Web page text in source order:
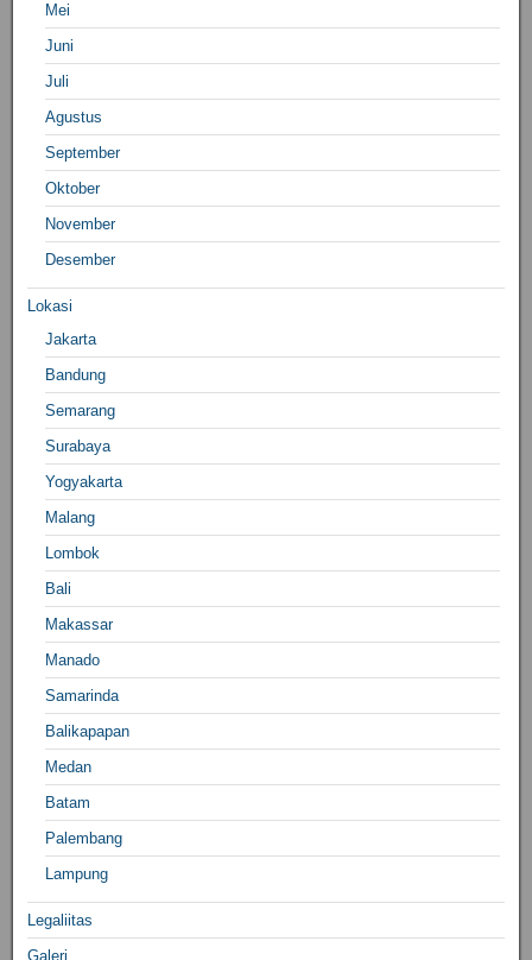
Mei
Juni
Juli
Agustus
September
Oktober
November
Desember
Lokasi
Jakarta
Bandung
Semarang
Surabaya
Yogyakarta
Malang
Lombok
Bali
Makassar
Manado
Samarinda
Balikapapan
Medan
Batam
Palembang
Lampung
Legaliitas
Galeri